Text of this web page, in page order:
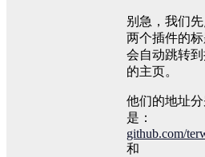
别急，我们
两个插件的标
会自动跳转
的主页。
他们的地址分
是：
github.com/
和